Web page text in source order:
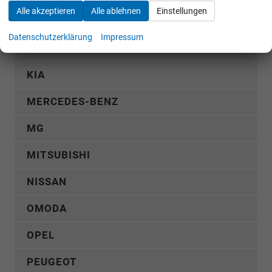
HYUNDAI
KIA
MERCEDES-BENZ
MG
MITSUBISHI
NISSAN
OMODA
OPEL
PEUGEOT
Alle akzeptieren Alle ablehnen Einstellungen
Datenschutzerklärung Impressum